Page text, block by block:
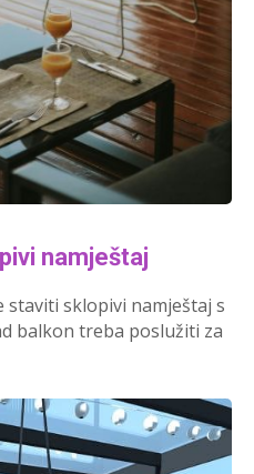
namještaj
staviti sklopivi namještaj s
balkon treba poslužiti za